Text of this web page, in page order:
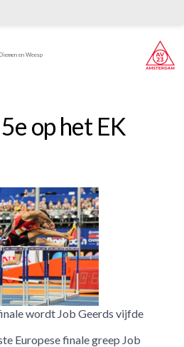
en Weesp
op het EK
wordt Job Geerds vijfde
Europese finale greep Job